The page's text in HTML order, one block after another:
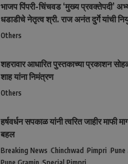
भाजप पिंपरी-चिंचवड ‘मुख्य प्रवक्तेपदी’
धडाडीचे नेतृत्व श्री. राज अनंत दुर्गे यांची
Others
शहरावार आधारित पुस्तकाच्या प्रकाशन
शाह यांना निमंत्रण
Others
हर्षवर्धन सपकाळ यांनी त्वरित जाहीर माफी
बहल
Breaking News Chinchwad Pimpri Pune